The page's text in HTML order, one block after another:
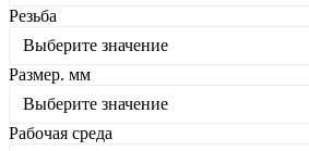
Резьба
Выберите значение
Размер. мм
Выберите значение
Рабочая среда